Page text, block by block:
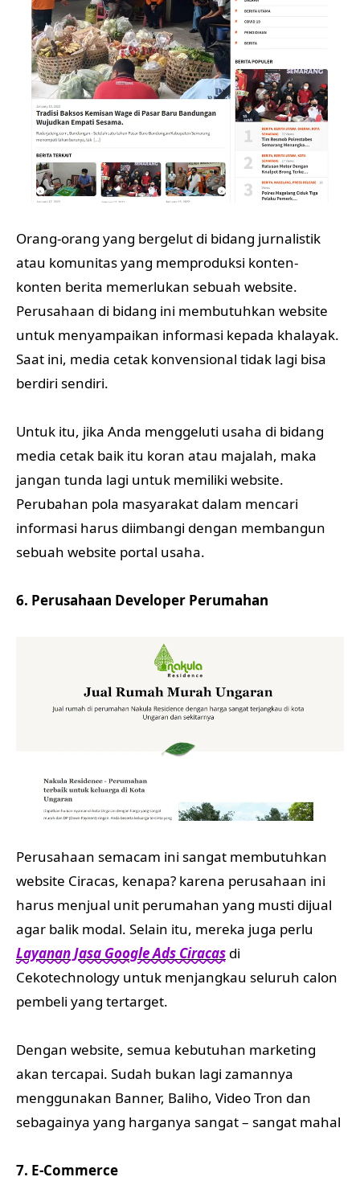
Orang-orang yang bergelut di bidang jurnalistik
atau komunitas yang memproduksi konten-
konten berita memerlukan sebuah website.
Perusahaan di bidang ini membutuhkan website
untuk menyampaikan informasi kepada khalayak.
Saat ini, media cetak konvensional tidak lagi bisa
berdiri sendiri.
Untuk itu, jika Anda menggeluti usaha di bidang
media cetak baik itu koran atau majalah, maka
jangan tunda lagi untuk memiliki website.
Perubahan pola masyarakat dalam mencari
informasi harus diimbangi dengan membangun
sebuah website portal usaha.
6. Perusahaan Developer Perumahan
Perusahaan semacam ini sangat membutuhkan
website Ciracas, kenapa? karena perusahaan ini
harus menjual unit perumahan yang musti dijual
agar balik modal. Selain itu, mereka juga perlu
Layanan Jasa Google Ads Ciracas di
Cekotechnology untuk menjangkau seluruh calon
pembeli yang tertarget.
Dengan website, semua kebutuhan marketing
akan tercapai. Sudah bukan lagi zamannya
menggunakan Banner, Baliho, Video Tron dan
sebagainya yang harganya sangat – sangat mahal
7. E-Commerce